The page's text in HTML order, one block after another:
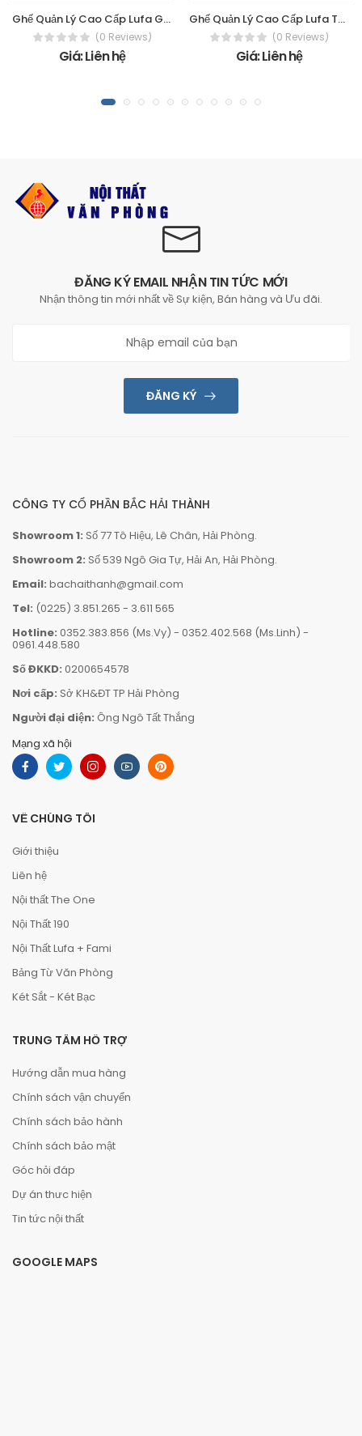
Ghế Quản Lý Cao Cấp Lufa GX21
(0 Reviews)
Giá: Liên hệ
Ghế Quản Lý Cao Cấp Lufa TGD04
(0 Reviews)
Giá: Liên hệ
ĐĂNG KÝ EMAIL NHẬN TIN TỨC MỚI
Nhận thông tin mới nhất về Sự kiện, Bán hàng và Ưu đãi.
ĐĂNG KÝ
CÔNG TY CỔ PHẦN BẮC HẢI THÀNH
Showroom 1: Số 77 Tô Hiệu, Lê Chân, Hải Phòng.
Showroom 2: Số 539 Ngô Gia Tự, Hải An, Hải Phòng.
Email: bachaithanh@gmail.com
Tel: (0225) 3.851.265 - 3.611 565
Hotline: 0352.383.856 (Ms.Vy) - 0352.402.568 (Ms.Linh) -
0961.448.580
Số ĐKKD: 0200654578
Nơi cấp: Sở KH&ĐT TP Hải Phòng
Người đại diện: Ông Ngô Tất Thắng
Mạng xã hội
VỀ CHÚNG TÔI
Giới thiệu
Liên hệ
Nội thất The One
Nội Thất 190
Nội Thất Lufa + Fami
Bảng Từ Văn Phòng
Két Sắt - Két Bạc
TRUNG TÂM HỖ TRỢ
Hướng dẫn mua hàng
Chính sách vận chuyển
Chính sách bảo hành
Chính sách bảo mật
Góc hỏi đáp
Dự án thưc hiện
Tin tức nội thất
GOOGLE MAPS